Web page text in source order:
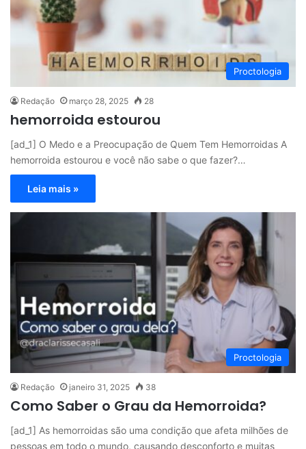
Proctologia
Redação março 28, 2025 28
hemorroida estourou
[ad_1] O Medo e a Preocupação de Quem Tem Hemorroidas A
hemorroida estourou e você não sabe o que fazer?…
Leia mais »
Proctologia
Redação janeiro 31, 2025 38
Como Saber o Grau da Hemorroida?
[ad_1] As hemorroidas são uma condição que afeta milhões de
pessoas em todo o mundo, causando desconforto e muitas